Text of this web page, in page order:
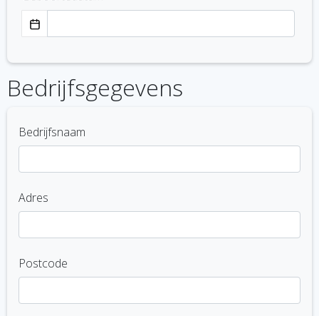
Bedrijfsgegevens
Bedrijfsnaam
Adres
Postcode